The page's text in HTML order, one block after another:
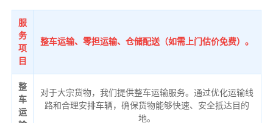
服
务
项
目
整车运输、零担运输、仓储配送（如需上门估价免费）。
整
车
运
对于大宗货物，我们提供整车运输服务。通过优化运输线
路和合理安排车辆，确保货物能够快速、安全抵达目的
地。